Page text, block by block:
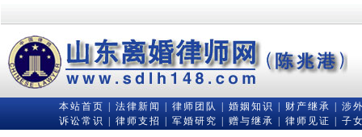
本站首页 法律新闻 律师团队 婚姻知识 财产继承
涉
诉讼常识
律师支招 军婚研究 赠与继承 律师见证 子